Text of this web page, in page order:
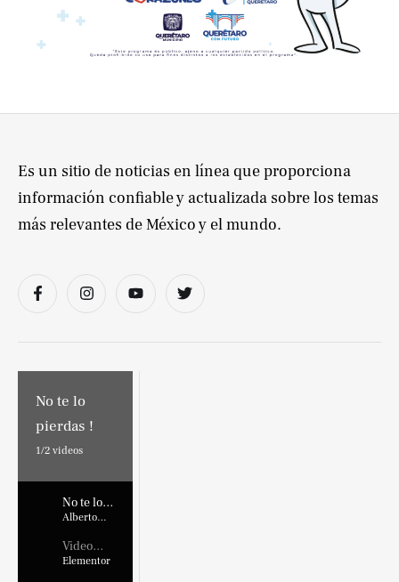
No te lo
pierdas !
1/2 videos
No te lo
pierdas !
Alberto
Video
Placehold
Elementor
Es un sitio de noticias en línea que proporciona
información confiable y actualizada sobre los temas
más relevantes de México y el mundo.